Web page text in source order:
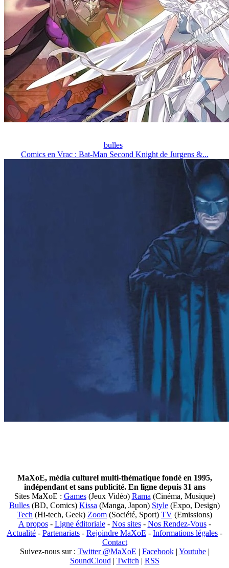
bulles
Comics en Vrac : Bat-Man Second Knight de Jurgens &...
MaXoE, média culturel multi-thématique fondé en 1995,
indépendant et sans publicité. En ligne depuis 31 ans
Sites MaXoE : Games(Jeux Vidéo) Rama (Cinéma, Musique)
Bulles (BD, Comics) Kissa (Manga, Japon) Style (Expo, Design)
Tech (Hi-tech, Geek) Zoom (Société, Sport) TV (Emissions)
A propos- Ligne éditoriale- Nos sites- Nos Rendez-Vous-
Actualité - Partenariats - Rejoindre MaXoE - Informations légales -
Contact
Suivez-nous sur : Twitter @MaXoE | Facebook| Youtube|
SoundCloud | Twitch | RSS